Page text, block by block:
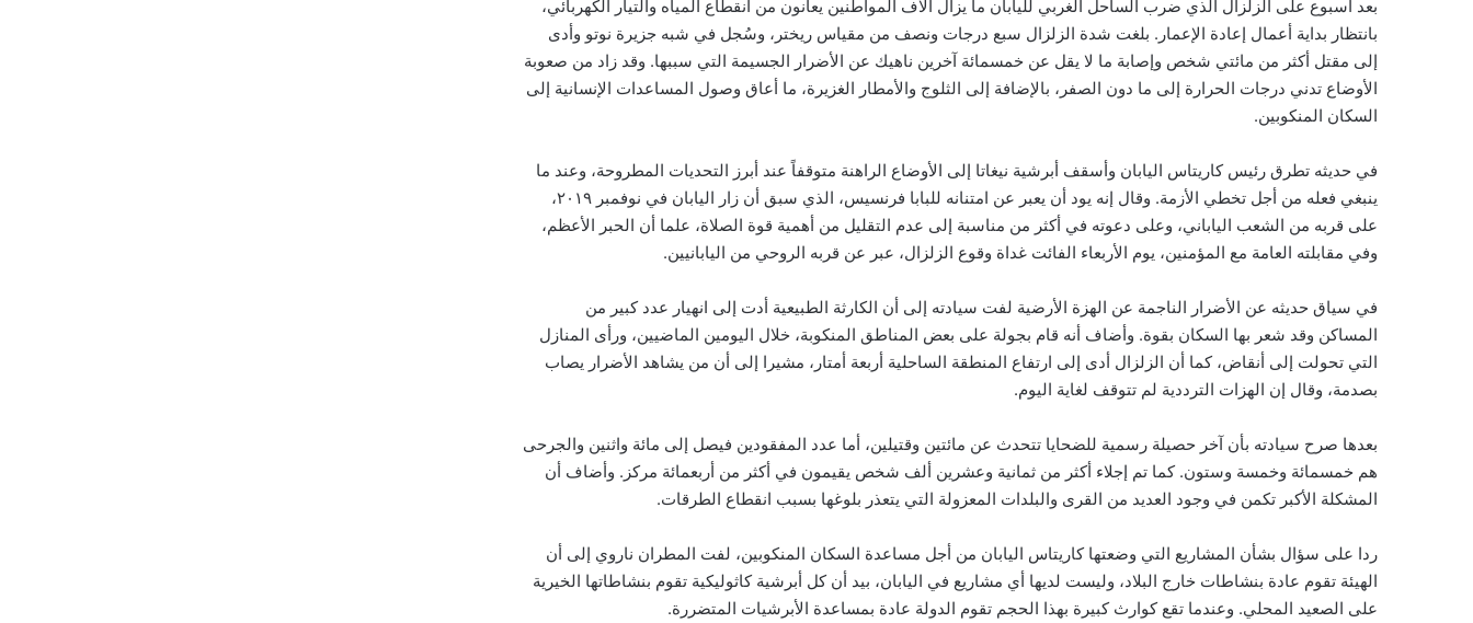
بعد أسبوع على الزلزال الذي ضرب الساحل الغربي لليابان ما يزال آلاف المواطنين يعانون من انقطاع المياه والتيار الكهربائي،
بانتظار بداية أعمال إعادة الإعمار. بلغت شدة الزلزال سبع درجات ونصف من مقياس ريختر، وسُجل في شبه جزيرة نوتو وأدى
إلى مقتل أكثر من مائتي شخص وإصابة ما لا يقل عن خمسمائة آخرين ناهيك عن الأضرار الجسيمة التي سببها. وقد زاد من صعوبة
الأوضاع تدني درجات الحرارة إلى ما دون الصفر، بالإضافة إلى الثلوج والأمطار الغزيرة، ما أعاق وصول المساعدات الإنسانية إلى
السكان المنكوبين.
في حديثه تطرق رئيس كاريتاس اليابان وأسقف أبرشية نيغاتا إلى الأوضاع الراهنة متوقفاً عند أبرز التحديات المطروحة، وعند ما
ينبغي فعله من أجل تخطي الأزمة. وقال إنه يود أن يعبر عن امتنانه للبابا فرنسيس، الذي سبق أن زار اليابان في نوفمبر ٢٠١٩،
على قربه من الشعب الياباني، وعلى دعوته في أكثر من مناسبة إلى عدم التقليل من أهمية قوة الصلاة، علما أن الحبر الأعظم،
وفي مقابلته العامة مع المؤمنين، يوم الأربعاء الفائت غداة وقوع الزلزال، عبر عن قربه الروحي من اليابانيين.
في سياق حديثه عن الأضرار الناجمة عن الهزة الأرضية لفت سيادته إلى أن الكارثة الطبيعية أدت إلى انهيار عدد كبير من
المساكن وقد شعر بها السكان بقوة. وأضاف أنه قام بجولة على بعض المناطق المنكوبة، خلال اليومين الماضيين، ورأى المنازل
التي تحولت إلى أنقاض، كما أن الزلزال أدى إلى ارتفاع المنطقة الساحلية أربعة أمتار، مشيرا إلى أن من يشاهد الأضرار يصاب
بصدمة، وقال إن الهزات الترددية لم تتوقف لغاية اليوم.
بعدها صرح سيادته بأن آخر حصيلة رسمية للضحايا تتحدث عن مائتين وقتيلين، أما عدد المفقودين فيصل إلى مائة واثنين والجرحى
هم خمسمائة وخمسة وستون. كما تم إجلاء أكثر من ثمانية وعشرين ألف شخص يقيمون في أكثر من أربعمائة مركز. وأضاف أن
المشكلة الأكبر تكمن في وجود العديد من القرى والبلدات المعزولة التي يتعذر بلوغها بسبب انقطاع الطرقات.
ردا على سؤال بشأن المشاريع التي وضعتها كاريتاس اليابان من أجل مساعدة السكان المنكوبين، لفت المطران ناروي إلى أن
الهيئة تقوم عادة بنشاطات خارج البلاد، وليست لديها أي مشاريع في اليابان، بيد أن كل أبرشية كاثوليكية تقوم بنشاطاتها الخيرية
على الصعيد المحلي. وعندما تقع كوارث كبيرة بهذا الحجم تقوم الدولة عادة بمساعدة الأبرشيات المتضررة.